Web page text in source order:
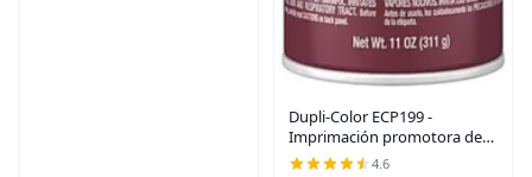
Dupli-Color ECP199 -
Imprimación promotora de
adherencia para pintura
4.6